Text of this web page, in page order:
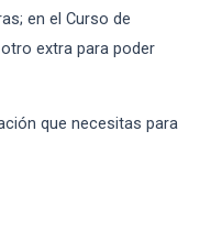
en el Curso de
extra para poder
que necesitas para